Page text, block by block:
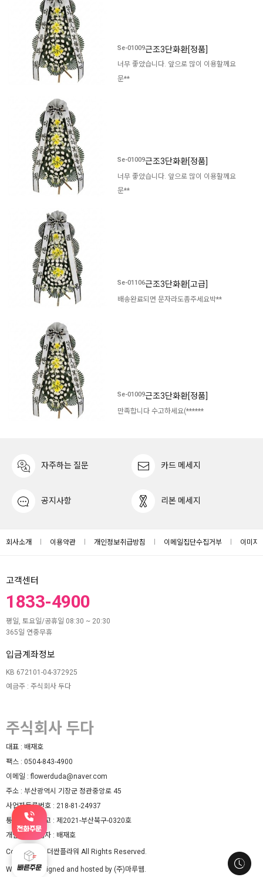
Se-01009근조3단화환[정품]
너무 좋았습니다. 앞으로 많이 이용할께요
문**
Se-01009근조3단화환[정품]
너무 좋았습니다. 앞으로 많이 이용할께요
문**
Se-01106근조3단화환[고급]
배송완료되면 문자라도좀주세요박**
Se-01009근조3단화환[정품]
만족합니다 수고하세요(******
자주하는 질문
공지사항
카드 메세지
리본 메세지
회사소개 이용약관 개인정보취급방침 이메일집단수집거부 이미지
고객센터
1833-4900
평일, 토요일/공휴일 08:30 ~ 20:30
365일 연중무휴
입금계좌정보
KB 672101-04-372925
예금주 : 주식회사 두다
주식회사 두다
대표 : 배재호
팩스 : 0504-843-4900
이메일 :flowerduda@naver.com
주소 : 부산광역시 기장군 정관중앙로 45
사업자등록번호 : 218-81-24937
통신판매업신고 : 제2021-부산북구-0320호
개인정보책임자 : 배재호
Copyright ⓒ 더싼플라워 All Rights Reserved.
Website designed and hosted by (주)마루웹.